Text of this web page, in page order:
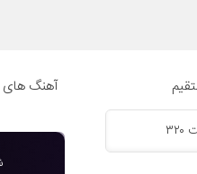
آهنگ های